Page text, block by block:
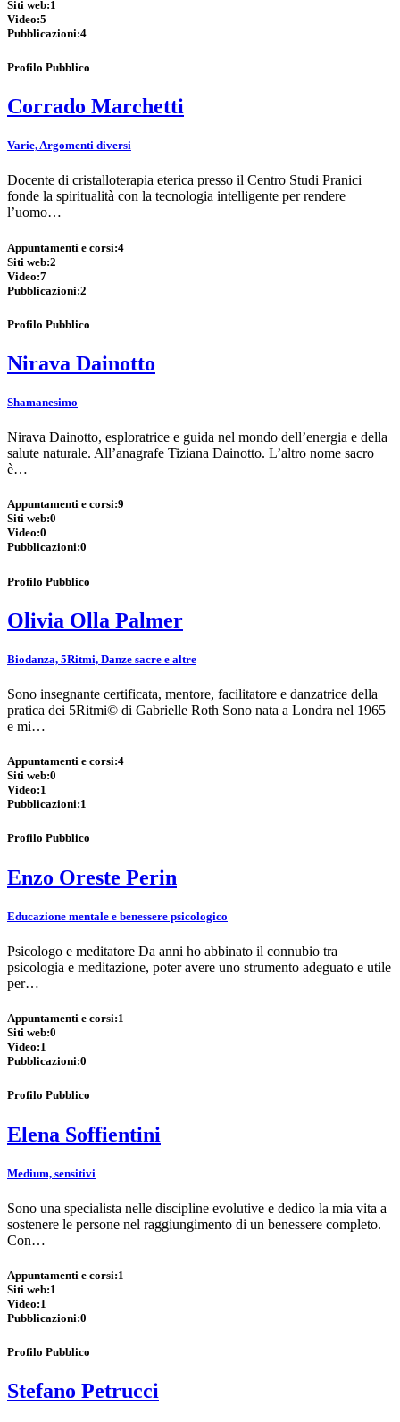
Siti web:1
Video:5
Pubblicazioni:4
Profilo Pubblico
Corrado Marchetti
Varie, Argomenti diversi
Docente di cristalloterapia eterica presso il Centro Studi Pranici
fonde la spiritualità con la tecnologia intelligente per rendere
l’uomo…
Appuntamenti e corsi:4
Siti web:2
Video:7
Pubblicazioni:2
Profilo Pubblico
Nirava Dainotto
Shamanesimo
Nirava Dainotto, esploratrice e guida nel mondo dell’energia e della
salute naturale. All’anagrafe Tiziana Dainotto. L’altro nome sacro
è…
Appuntamenti e corsi:9
Siti web:0
Video:0
Pubblicazioni:0
Profilo Pubblico
Olivia Olla Palmer
Biodanza, 5Ritmi, Danze sacre e altre
Sono insegnante certificata, mentore, facilitatore e danzatrice della
pratica dei 5Ritmi© di Gabrielle Roth Sono nata a Londra nel 1965
e mi…
Appuntamenti e corsi:4
Siti web:0
Video:1
Pubblicazioni:1
Profilo Pubblico
Enzo Oreste Perin
Educazione mentale e benessere psicologico
Psicologo e meditatore Da anni ho abbinato il connubio tra
psicologia e meditazione, poter avere uno strumento adeguato e utile
per…
Appuntamenti e corsi:1
Siti web:0
Video:1
Pubblicazioni:0
Profilo Pubblico
Elena Soffientini
Medium, sensitivi
Sono una specialista nelle discipline evolutive e dedico la mia vita a
sostenere le persone nel raggiungimento di un benessere completo.
Con…
Appuntamenti e corsi:1
Siti web:1
Video:1
Pubblicazioni:0
Profilo Pubblico
Stefano Petrucci